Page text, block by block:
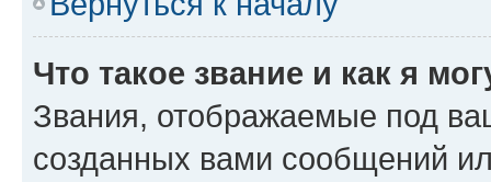
Что такое звание и как я
Звания, отображаемые под
созданных вами сообщений